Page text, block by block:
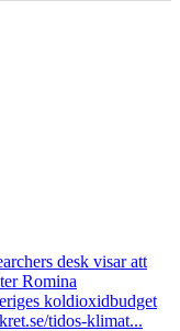
desk visar att
Romina
koldioxidbudget
tidos-klimat...